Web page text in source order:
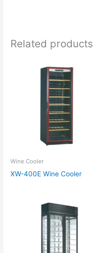
Related products
Wine Cooler
XW-400E Wine Cooler